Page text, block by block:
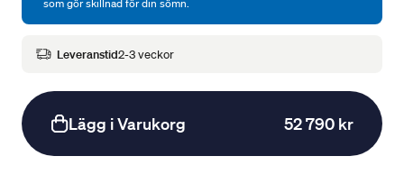
som gör skillnad för din sömn.
Leveranstid2-3 veckor
Lägg i Varukorg 52 790 kr